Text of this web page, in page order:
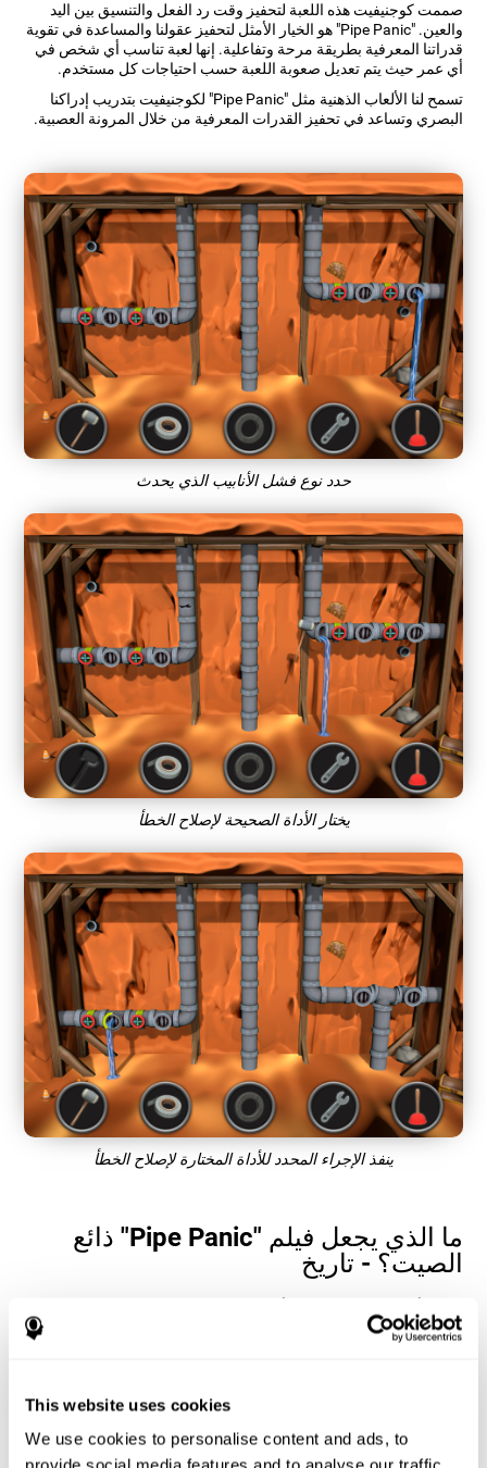
This website uses cookies
We use cookies to personalise content and ads, to
صممت كوجنيفيت هذه اللعبة لتحفيز وقت رد الفعل والتنسيق بين اليد
والعين. "Pipe Panic" هو الخيار الأمثل لتحفيز عقولنا والمساعدة في تقوية
قدراتنا المعرفية بطريقة مرحة وتفاعلية. إنها لعبة تناسب أي شخص في
أي عمر حيث يتم تعديل صعوبة اللعبة حسب احتياجات كل مستخدم.
تسمح لنا الألعاب الذهنية مثل "Pipe Panic" لكوجنيفيت بتدريب إدراكنا
البصري وتساعد في تحفيز القدرات المعرفية من خلال المرونة العصبية.
حدد نوع فشل الأنابيب الذي يحدث
يختار الأداة الصحيحة لإصلاح الخطأ
ينفذ الإجراء المحدد للأداة المختارة لإصلاح الخطأ
ما الذي يجعل فيلم "Pipe Panic" ذائع
الصيت؟ - تاريخ
Panic" ، المستخدمين على إدارة مواردهم المعرفية لتحسين أدائهم. هذا
يساعدهم على وضع أهداف معقدة بشكل متزايد تتطلب مهارة أكبر
كيف تحسّن لعبة "Pipe Panic" الذهنية من
مهاراتي المعرفية؟